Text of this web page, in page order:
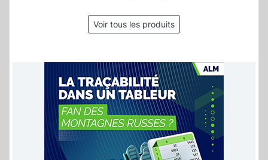
Voir tous les produits